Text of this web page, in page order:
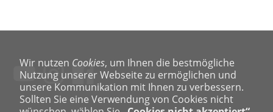
Wir nutzen Cookies, um Ihnen die bestmögliche
Nutzung unserer Webseite zu ermöglichen und
unsere Kommunikation mit Ihnen zu verbessern.
Sollten Sie eine Verwendung von Cookies nicht